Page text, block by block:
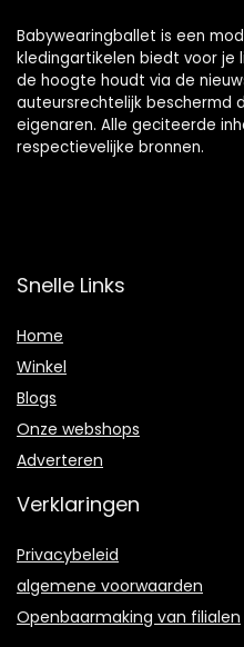
Babywearingballet is een
kledingartikelen biedt voor je
de hoogte houdt via de
auteursrechtelijk beschermd
eigenaren. Alle geciteerde
respectievelijke bronnen.
Snelle Links
Home
Winkel
Blogs
Onze webshops
Adverteren
Verklaringen
Privacybeleid
algemene voorwaarden
Openbaarmaking van filialen